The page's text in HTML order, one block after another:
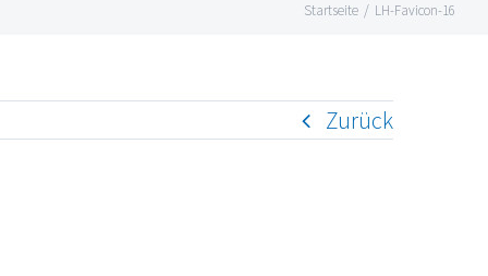
Startseite / LH-Favicon-16
Zurück